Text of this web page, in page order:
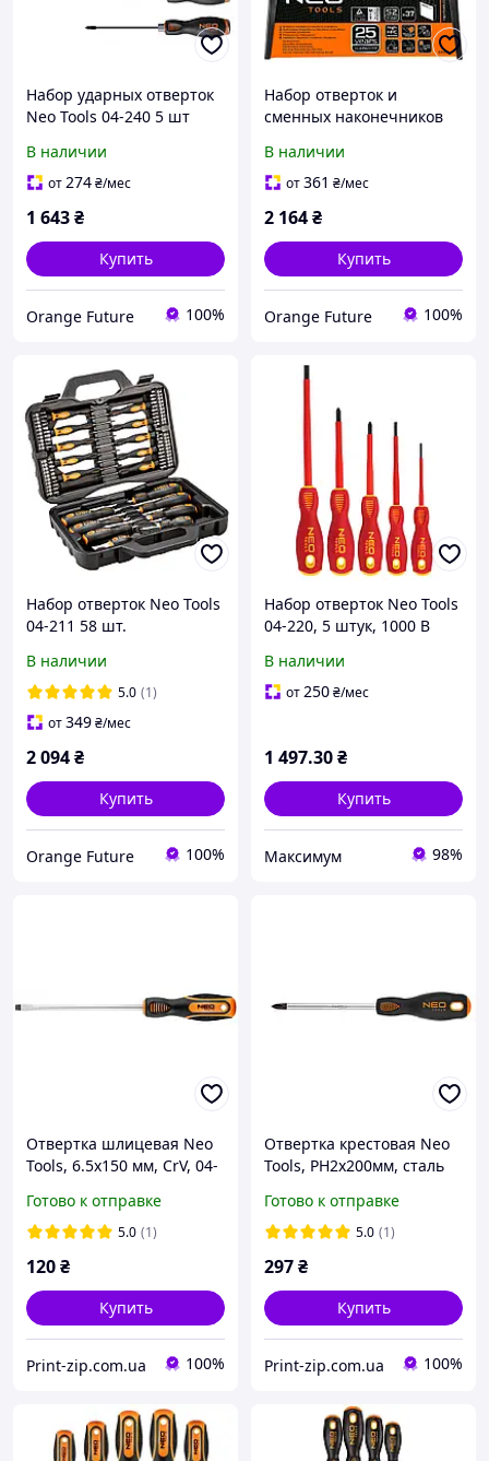
Набор ударных отверток
Neo Tools 04-240 5 шт
В наличии
от274₴/мес
1 643₴
Купить
Orange Future 100%
Набор отверток и
сменных наконечников
предметов, сталь S2,
профессиональный
В наличии
от361 ₴/мес
2 164₴
Купить
Orange Future 100%
Набор отверток Neo Tools
04-211 58 шт.
В наличии
5.0 (1)
от349₴/мес
2 094₴
Купить
Orange Future 100%
Набор отверток Neo Tools
04-220, 5 штук, 1000 В
В наличии
от250₴/мес
1 497.30₴
Купить
Максимум 98%
Отвертка шлицевая Neo
Tools, 6.5x150 мм, CrV, 04-
Готово к отправке
5.0 (1)
120₴
Купить
Print-zip.com.ua 100%
Отвертка крестовая Neo
Tools, PH2x200мм, сталь
Готово к отправке
5.0 (1)
297₴
Купить
Print-zip.com.ua 100%